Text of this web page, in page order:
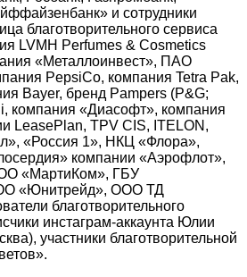
и сотрудники
благотворительного сервиса
LVMH Perfumes & Cosmetics
«Металлоинвест», ПАО
PepsiCo, компания Tetra Pak,
Bayer, бренд Pampers (P&G;
компания «Диасофт», компания
LeasePlan, TPV CIS, ITELON,
«Россия 1», НКЦ «Флора»,
компании «Аэрофлот»,
«МартиКом», ГБУ
«Юнитрейд», ООО ТД
благотворительного
инстаграм-аккаунта Юлии
участники благотворительной